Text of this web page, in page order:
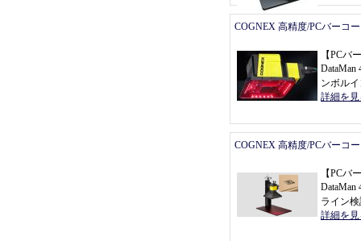
COGNEX 高精度/PCバーコ
【PCバ
DataMan
ンボル
詳細を
COGNEX 高精度/PCバーコ
【PCバ
DataMan
ライン
詳細を